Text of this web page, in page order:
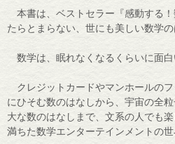
本書は、ベストセラー『感動する
たらとまらない、世にも美しい数学の
数学は、眠れなくなるくらいに面白
クレジットカードやマンホールの
にひそむ数のはなしから、宇宙の全
大な数のはなしまで、文系の人でも
満ちた数学エンターテインメントの世